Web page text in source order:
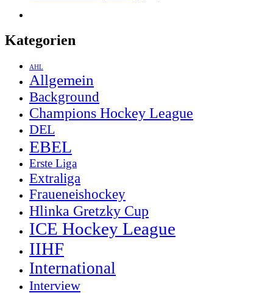
Kategorien
AHL
Allgemein
Background
Champions Hockey League
DEL
EBEL
Erste Liga
Extraliga
Fraueneishockey
Hlinka Gretzky Cup
ICE Hockey League
IIHF
International
Interview